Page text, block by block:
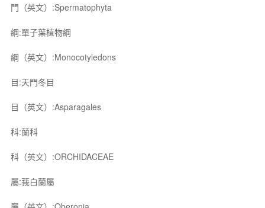
門（英文）:Spermatophyta
綱:單子葉植物綱
綱（英文）:Monocotyledons
目:天門冬目
目（英文）:Asparagales
科:蘭科
科（英文）:ORCHIDACEAE
屬:莪白蘭屬